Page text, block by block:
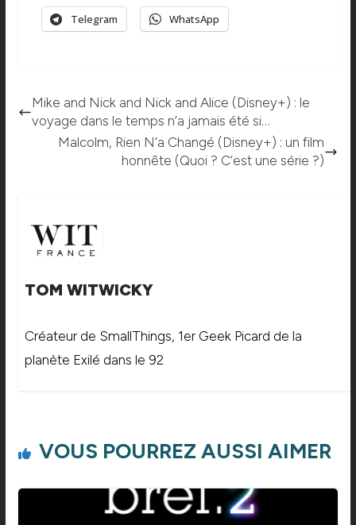
Telegram WhatsApp
Mike and Nick and Nick and Alice (Disney+) : le
voyage dans le temps n’a jamais été si…
Malcolm, Rien N’a Changé (Disney+) : un film
honnête (Quoi ? C’est une série ?)
TOM WITWICKY
Créateur de SmallThings, 1er Geek Picard de la
planète Exilé dans le 92
VOUS POURREZ AUSSI AIMER